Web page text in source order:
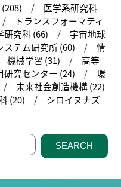
医学系研究科
トランスフォーマティ
研究科 (66)
宇宙地球
ステム研究所 (60)
情
機械学習 (31)
高等
究センター (24)
環
未来社会創造機構 (22)
(20)
シロイヌナズ
SEARCH